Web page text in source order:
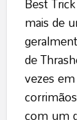
mais de
de
vezes
com um